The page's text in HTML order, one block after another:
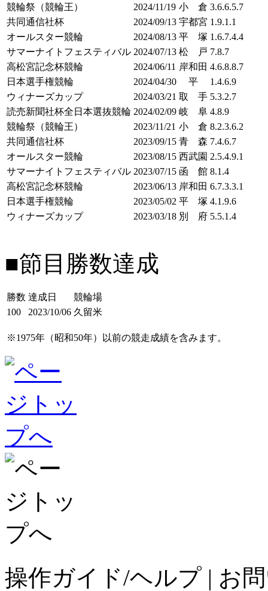
競輪祭（競輪王）
2024/11/19 小 倉 3.6.6.5.7
共同通信社杯
2024/09/13 宇都宮 1.9.1.1
オールスター競輪
2024/08/13 平 塚 1.6.7.4.4
サマーナイトフェスティバル 2024/07/13 松 戸 7.8.7
高松宮記念杯競輪
2024/06/11 岸和田 4.6.8.8.7
日本選手権競輪
2024/04/30 平
1.4.6.9
ウィナーズカップ
2024/03/21 取 手 5.3.2.7
読売新聞社杯全日本選抜競輪 2024/02/09 岐 阜 4.8.9
競輪祭（競輪王）
2023/11/21 小 倉 8.2.3.6.2
共同通信社杯
2023/09/15 青 森 7.4.6.7
オールスター競輪
2023/08/15 西武園 2.5.4.9.1
サマーナイトフェスティバル 2023/07/15 函 館 8.1.4
高松宮記念杯競輪
2023/06/13 岸和田 6.7.3.3.1
日本選手権競輪
2023/05/02 平 塚 4.1.9.6
ウィナーズカップ
2023/03/18 別 府 5.5.1.4
■節目勝数達成
勝数 達成日
競輪場
100
2023/10/06 久留米
※1975年（昭和50年）以前の競走成績を含みます。
操作ガイド/ヘルプ | お